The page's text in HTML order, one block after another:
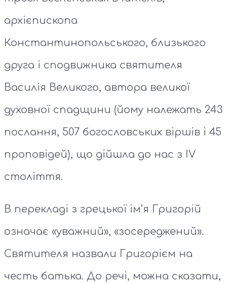
архієпископа
Константинопольського, близького
друга і сподвижника святителя
Василія Великого, автора великої
духовної спадщини (йому належать 243
послання, 507 богословських віршів і 45
проповідей), що дійшла до нас з ІV
століття.
В перекладі з грецької ім’я Григорій
означає «уважний», «зосереджений».
Святителя назвали Григорієм на
честь батька. До речі, можна сказати,